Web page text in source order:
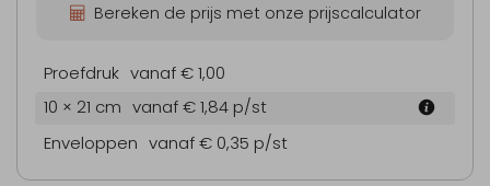
Bereken de prijs met onze prijscalculator
Proefdruk vanaf € 1,00
10 × 21 cm vanaf € 1,84 p/st
Enveloppen vanaf € 0,35 p/st